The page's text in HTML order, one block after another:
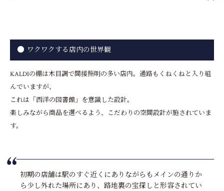
ワクワクする店内の世界観
KALDIの棚は木目調で間接照明の多い店内。通路もくねくねと入り組
んでいますが、
これは「西洋の図書館」を意識した設計。
楽しみながら商品を選べるよう、こだわりの空間設計が施されていま
す。
初期の店舗は駅のすぐ近くにありながらもメインの通りか
ら少し外れた場所にあり、路地裏の宝探しと形容されてい